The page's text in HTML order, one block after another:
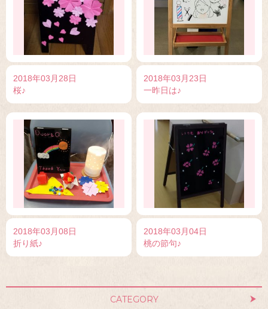
2018年03月28日
桜♪
2018年03月23日
一昨日は♪
2018年03月08日
折り紙♪
2018年03月04日
桃の節句♪
CATEGORY